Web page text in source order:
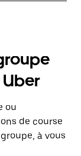
ou
de course
à vous